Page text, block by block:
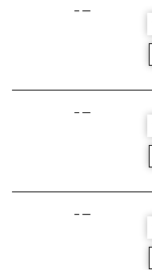
—-
—-
—-